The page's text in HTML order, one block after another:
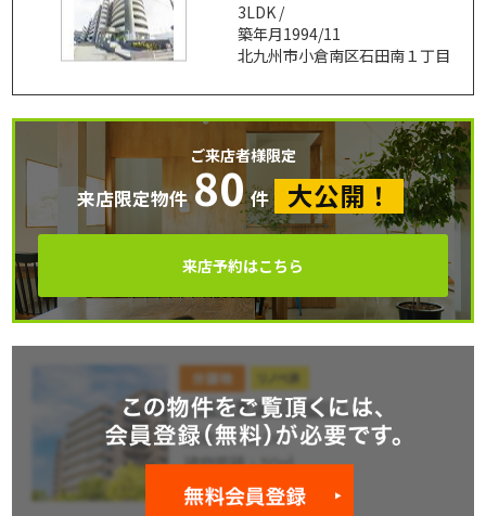
3LDK /
築年月1994/11
北九州市小倉南区石田南１丁目
ご来店者様限定
来店限定物件 80 件 大公開！
来店予約はこちら